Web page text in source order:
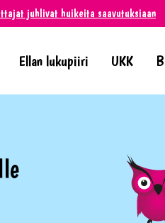
juhlivat huikeita saavutuksiaan
Ellan lukupiiri UKK